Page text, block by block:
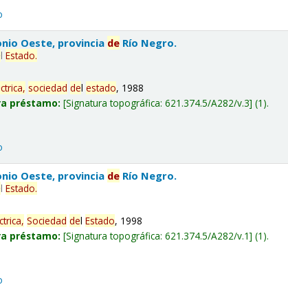
Oeste, provincia de Río Negro.
lEstado.
sociedad delestado, 1988
préstamo: Signatura topográfica:621.374.5/A282/v.3 (1).
Oeste, provincia de Río Negro.
lEstado.
Sociedad delEstado, 1998
préstamo: Signatura topográfica:621.374.5/A282/v.1 (1).